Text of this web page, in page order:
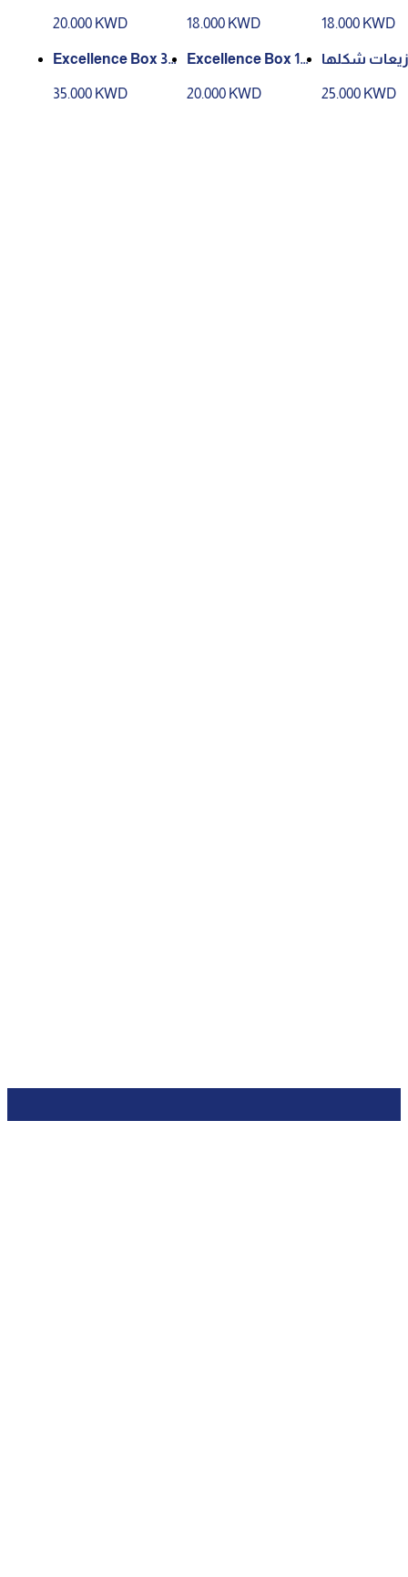
20.000 KWD 18.000 KWD 18.000 KWD
Excellence Box 30
35.000 KWD
Excellence Box 12
20.000 KWD
شكلها
25.000 KWD